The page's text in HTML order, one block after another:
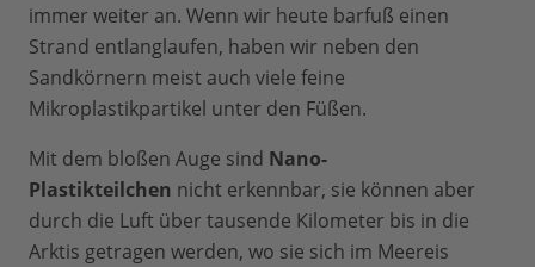
immer weiter an. Wenn wir heute barfuß einen
Strand entlanglaufen, haben wir neben den
Sandkörnern meist auch viele feine
Mikroplastikpartikel unter den Füßen.
Mit dem bloßen Auge sind Nano-
Plastikteilchen nicht erkennbar, sie können aber
durch die Luft über tausende Kilometer bis in die
Arktis getragen werden, wo sie sich im Meereis